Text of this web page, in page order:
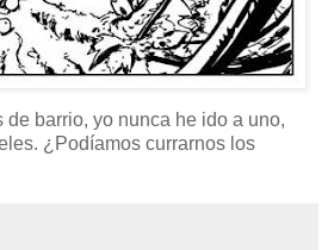
barrio, yo nunca he ido a uno,
¿Podíamos currarnos los